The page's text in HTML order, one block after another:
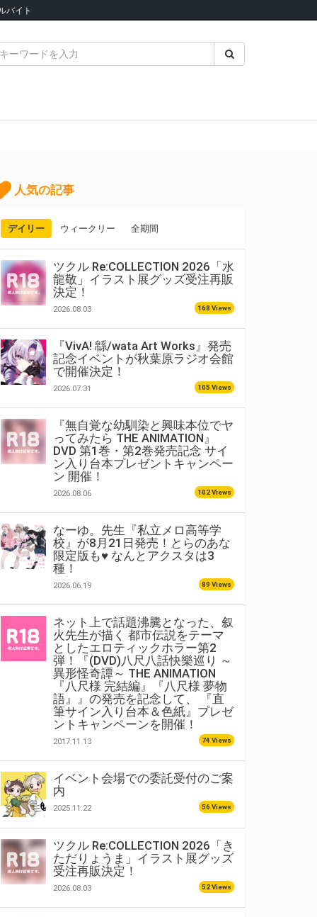
バイト
人気の記事
デイリー ウィークリー 全期間
ツクル Re:COLLECTION 2026「水
龍敬」イラスト展グッズ受注再販
決定！
2026.08.03 168 Views
『VivA! 緜/wata Art Works』発売
記念イベントが秋葉原ラジオ会館
で開催決定！
2026.07.31 105 Views
『無自覚な幼馴染と興味本位でヤ
ってみたら THE ANIMATION』
DVD 第1巻・第2巻発売記念 サイ
ン入り台本プレゼントキャンペー
ン 開催！
2026.08.06 102 Views
なーゆ。先生『私立メロ高等学
校』が8月21日発売！とらのあな
限定版も♥ なんとアクスタは3
種！
2026.06.19 89 Views
ネット上で話題沸騰となった、叙
火先生が描く 都市伝説をテーマ
としたエロティックホラー第2
弾！『(DVD)八尺八話快樂巡り ～
異形怪奇譚～ THE ANIMATION
『八尺様 完結編』『八尺様 夢物
語』』の発売を記念して、 『直
筆サイン入り台本＆色紙』プレゼ
ントキャンペーンを開催！
2017.11.13 74 Views
イベント会場での委託受付のご案
内
2025.11.22 56 Views
ツクル Re:COLLECTION 2026「き
ただりょうま」イラスト展グッズ
受注再販決定！
2026.08.03 52 Views